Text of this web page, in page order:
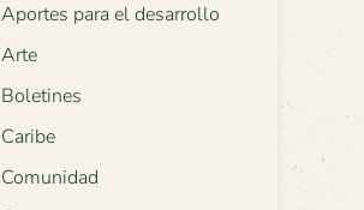
Aportes para el desarrollo
Arte
Boletines
Caribe
Comunidad